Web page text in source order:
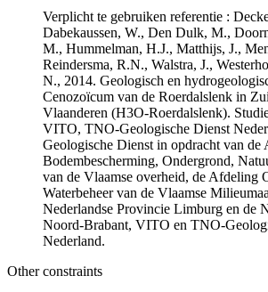
Verplicht te gebruiken referentie :
Dabekaussen, W., Den Dulk, M.,
M., Hummelman, H.J., Matthijs, J.,
Reindersma, R.N., Walstra, J.,
N., 2014. Geologisch en
Cenozoïcum van de Roerdalslenk in
Vlaanderen (H3O-Roerdalslenk).
VITO, TNO-Geologische Dienst
Geologische Dienst in opdracht van de
Bodembescherming, Ondergrond,
van de Vlaamse overheid, de Afdeling
Waterbeheer van de Vlaamse
Nederlandse Provincie Limburg en de
Noord-Brabant, VITO en TNO-
Nederland.
Other constraints